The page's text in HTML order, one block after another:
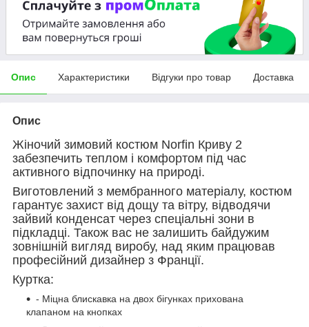
Опис Характеристики Відгуки про товар Доставка
Опис
Жіночий зимовий костюм Norfin Криву 2
забезпечить теплом і комфортом під час
активного відпочинку на природі.
Виготовлений з мембранного матеріалу, костюм
гарантує захист від дощу та вітру, відводячи
зайвий конденсат через спеціальні зони в
підкладці. Також вас не залишить байдужим
зовнішній вигляд виробу, над яким працював
професійний дизайнер з Франції.
Куртка:
- Міцна блискавка на двох бігунках прихована
клапаном на кнопках